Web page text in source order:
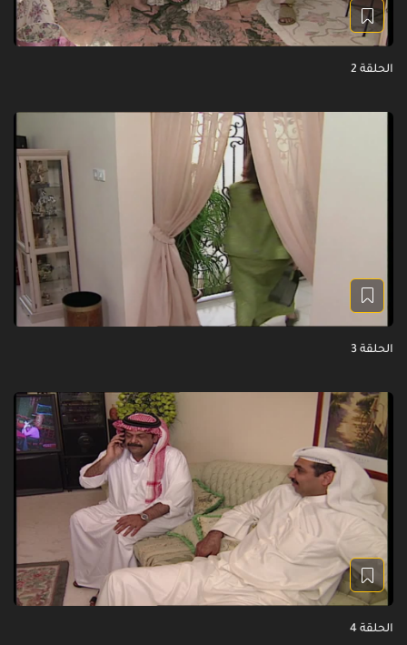
الحلقة 2
الحلقة 3
الحلقة 4